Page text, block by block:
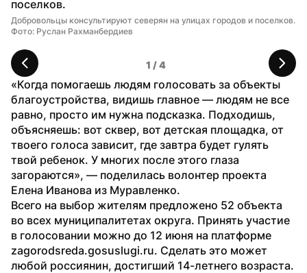
поселков.
1 / 4
Добровольцы консультируют северян на улицах городов и поселков.
Фото: Руслан Рахманбердиев
«Когда помогаешь людям голосовать за объекты
благоустройства, видишь главное — людям не все
равно, просто им нужна подсказка. Подходишь,
объясняешь: вот сквер, вот детская площадка, от
твоего голоса зависит, где завтра будет гулять
твой ребенок. У многих после этого глаза
загораются», — поделилась волонтер проекта
Елена Иванова из Муравленко.
Всего на выбор жителям предложено 52 объекта
во всех муниципалитетах округа. Принять участие
в голосовании можно до 12 июня на платформе
zagorodsreda.gosuslugi.ru. Сделать это может
любой россиянин, достигший 14-летнего возраста.